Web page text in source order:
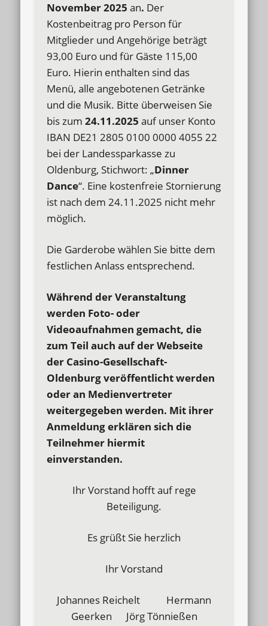
November 2025an. Der
Kostenbeitrag pro Person für
Mitglieder und Angehörige beträgt
93,00 Euro und für Gäste 115,00
Euro. Hierin enthalten sind das
Menü, alle angebotenen Getränke
und die Musik. Bitte überweisen Sie
bis zum24.11.2025 auf unser Konto
IBAN DE21 2805 0100 0000 4055 22
bei der Landessparkasse zu
Oldenburg, Stichwort: „Dinner
Dance“. Eine kostenfreie Stornierung
ist nach dem 24.11.2025 nicht mehr
möglich.
Die Garderobe wählen Sie bitte dem
festlichen Anlass entsprechend.
Während der Veranstaltung
werden Foto- oder
Videoaufnahmen gemacht, die
zum Teilauch auf der Webseite
der Casino-Gesellschaft-
Oldenburg veröffentlicht werden
oder an Medienvertreter
weitergegeben werden. Mit ihrer
Anmeldung erklären sich die
Teilnehmer hiermit
einverstanden.
Ihr Vorstand hofft auf rege
Beteiligung.
Es grüßt Sie herzlich
Ihr Vorstand
Johannes Reichelt Hermann
Geerken Jörg Tönnießen